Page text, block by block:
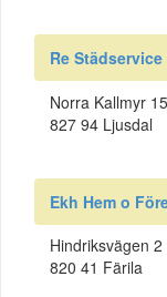
Re Städservice
Norra Kallmyr 15
827 94 Ljusdal
Ekh Hem o
Hindriksvägen 2
820 41 Färila